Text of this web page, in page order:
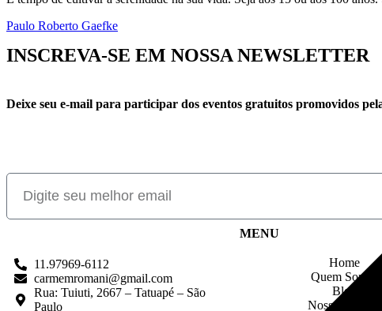
Paulo Roberto Gaefke
INSCREVA-SE EM NOSSA NEWSLETTER
Deixe seu e-mail para participar dos eventos gratuitos promovidos
11.97969-6112
carmemromani@gmail.com
Rua: Tuiuti, 2667 – Tatuapé – São
Paulo
MENU
Home
Quem Somos
Blog
Nossos Cursos